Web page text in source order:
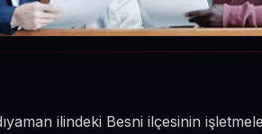
ilindeki Besni ilçesinin